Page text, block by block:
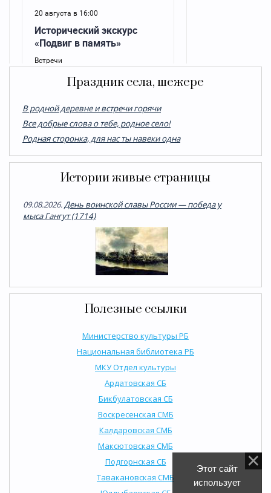
Праздник села, шежере
В родной деревне и встречи горячи
Все добрые слова о тебе, родное село!
Родная сторонка, для нас ты навеки одна
Истории живые страницы
09.08.2026.День воинской славы России — победа у
мыса Гангут (1714)
Полезные ссылки
Министерство культуры РБ
Национальная библиотека РБ
МКУ Отдел культуры
Ардатовская СБ
Бикбулатовская СБ
Воскресенская СМБ
Калдаровская СМБ
Максютовская СМБ
Подгорнская СБ
Тавакановская СМБ
Этот сайт
использует